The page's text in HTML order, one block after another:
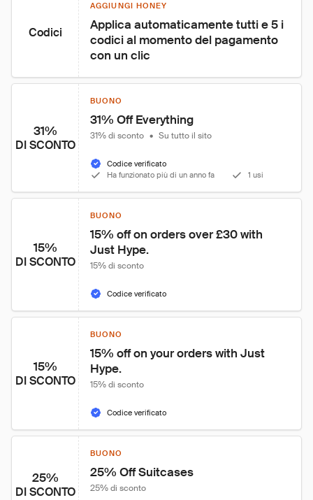
Codici
AGGIUNGI HONEY
Applica automaticamente tutti e 5 i
codici al momento del pagamento
con un clic
31%
DI SCONTO
BUONO
31% Off Everything
31% di sconto • Su tutto il sito
Codice verificato
Ha funzionato più di un anno fa
1 usi
15%
DI SCONTO
BUONO
15% off on orders over £30 with
Just Hype.
15% di sconto
Codice verificato
15%
DI SCONTO
BUONO
15% off on your orders with Just
Hype.
15% di sconto
Codice verificato
25%
DI SCONTO
BUONO
25% Off Suitcases
25% di sconto